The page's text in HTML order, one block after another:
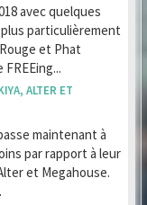
avec quelques
particulièrement
et Phat
ALTER ET
maintenant à
par rapport à leur
et Megahouse.